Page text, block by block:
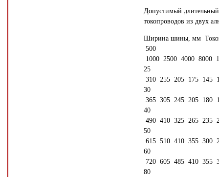
Допустимый
токопроводов из двух
Ширина шины, мм
500
1000 2500 4000 8000
25
310 255 205 175 145
30
365 305 245 205 180
40
490 410 325 265 235
50
615 510 410 355 300
60
720 605 485 410 355
80